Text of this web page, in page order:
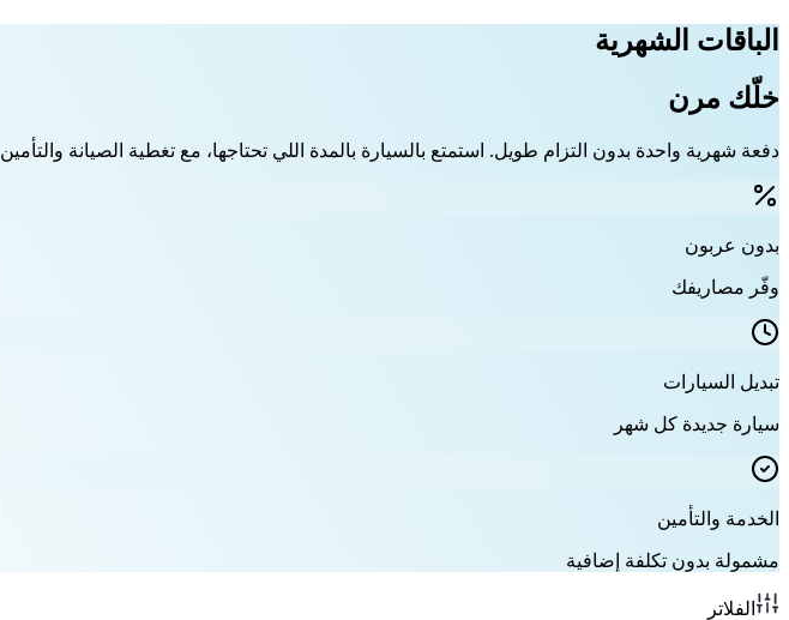
الباقات الشهرية
خلّك مرن
دفعة شهرية واحدة بدون التزام طويل. استمتع بالسيارة بالمدة اللي تحتاجها، مع تغطية الصيانة والتأمين
بدون عربون
وفّر مصاريفك
تبديل السيارات
سيارة جديدة كل شهر
الخدمة والتأمين
مشمولة بدون تكلفة إضافية
الفلاتر